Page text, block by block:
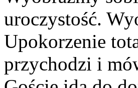
uroczystość.
Upokorzenie
przychodzi i